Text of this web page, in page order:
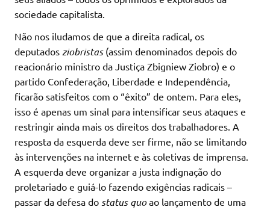
sociedade capitalista.
Não nos iludamos de que a direita radical, os
deputados ziobristas(assim denominados depois do
reacionário ministro da Justiça Zbigniew Ziobro) e o
partido Confederação, Liberdade e Independência,
ficarão satisfeitos com o “êxito” de ontem. Para eles,
isso é apenas um sinal para intensificar seus ataques e
restringir ainda mais os direitos dos trabalhadores. A
resposta da esquerda deve ser firme, não se limitando
às intervenções na internet e às coletivas de imprensa.
A esquerda deve organizar a justa indignação do
proletariado e guiá-lo fazendo exigências radicais –
passar da defesa do status quoao lançamento de uma